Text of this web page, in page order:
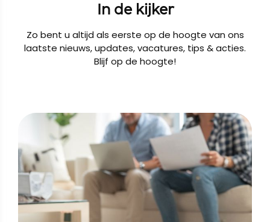
In de kijker
Zo bent u altijd als eerste op de hoogte van ons
laatste nieuws, updates, vacatures, tips & acties.
Blijf op de hoogte!